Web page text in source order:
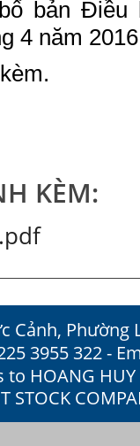
bản
4 năm
KÈM:
Cảnh, Phường
3955 322 -
HOANG HUY
STOCK